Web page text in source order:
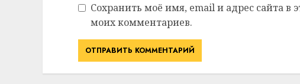
Сохранить моё имя, email и адрес сайта в
моих комментариев.